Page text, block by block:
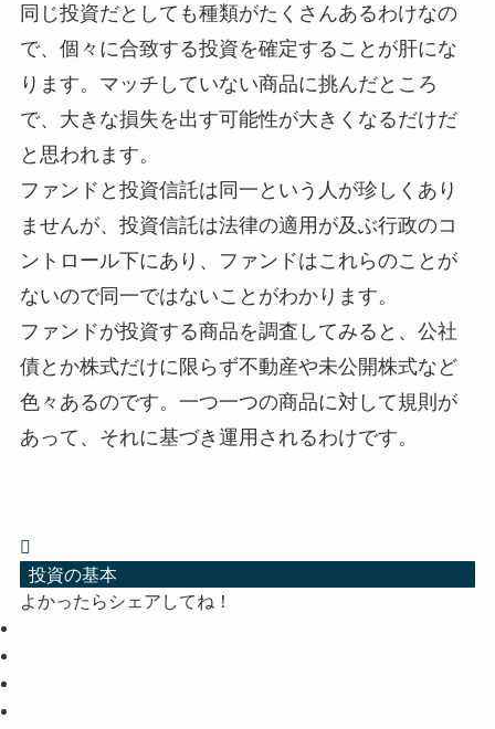
同じ投資だとしても種類がたくさんあるわけなの
で、個々に合致する投資を確定することが肝にな
ります。マッチしていない商品に挑んだところ
で、大きな損失を出す可能性が大きくなるだけだ
と思われます。
ファンドと投資信託は同一という人が珍しくあり
ませんが、投資信託は法律の適用が及ぶ行政のコ
ントロール下にあり、ファンドはこれらのことが
ないので同一ではないことがわかります。
ファンドが投資する商品を調査してみると、公社
債とか株式だけに限らず不動産や未公開株式など
色々あるのです。一つ一つの商品に対して規則が
あって、それに基づき運用されるわけです。
投資の基本
よかったらシェアしてね！